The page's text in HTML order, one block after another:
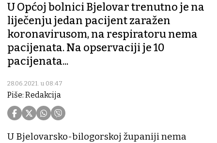
U Općoj bolnici Bjelovar trenutno je na
liječenju jedan pacijent zaražen
koronavirusom, na respiratoru nema
pacijenata. Na opservaciji je 10
pacijenata...
28.06.2021. u 08:47
Piše: Redakcija
U Bjelovarsko-bilogorskoj županiji nema